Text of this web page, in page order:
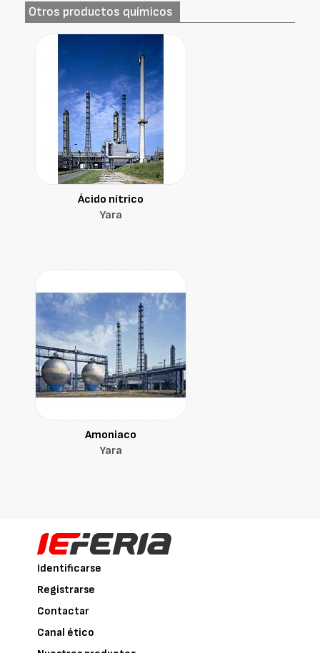
Otros productos químicos
Ácido nítrico
Yara
Amoniaco
Yara
Identificarse
Registrarse
Contactar
Canal ético